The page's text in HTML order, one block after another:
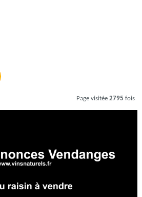
Page visitée 2795 fois